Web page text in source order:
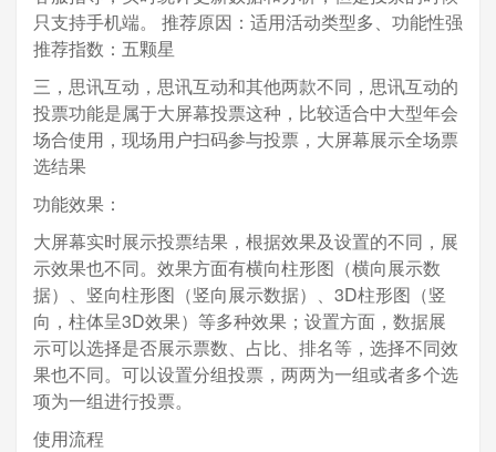
只支持手机端。 推荐原因：适用活动类型多、功能性强
推荐指数：五颗星
三，思讯互动，思讯互动和其他两款不同，思讯互动的
投票功能是属于大屏幕投票这种，比较适合中大型年会
场合使用，现场用户扫码参与投票，大屏幕展示全场票
选结果
功能效果：
大屏幕实时展示投票结果，根据效果及设置的不同，展
示效果也不同。效果方面有横向柱形图（横向展示数
据）、竖向柱形图（竖向展示数据）、3D柱形图（竖
向，柱体呈3D效果）等多种效果；设置方面，数据展
示可以选择是否展示票数、占比、排名等，选择不同效
果也不同。可以设置分组投票，两两为一组或者多个选
项为一组进行投票。
使用流程